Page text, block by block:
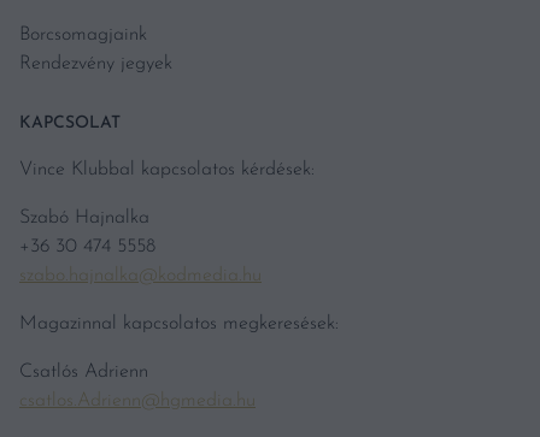
Borcsomagjaink
Rendezvény jegyek
KAPCSOLAT
Vince Klubbal kapcsolatos kérdések:
Szabó Hajnalka
+36 30 474 5558
szabo.hajnalka@kodmedia.hu
Magazinnal kapcsolatos megkeresések:
Csatlós Adrienn
csatlos.Adrienn@hgmedia.hu